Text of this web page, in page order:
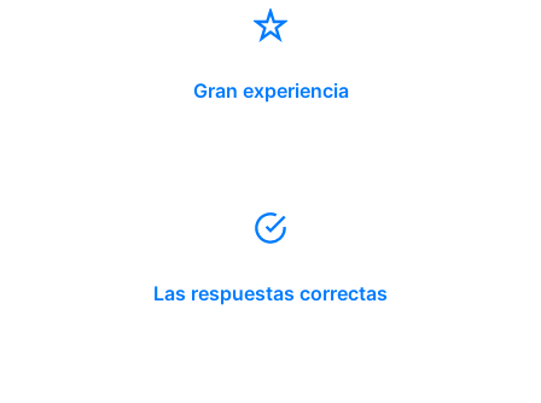
Gran experiencia
Las respuestas correctas